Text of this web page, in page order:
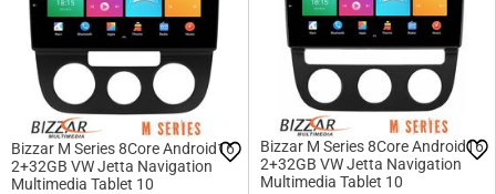
Bizzar M Series 8Core Android16
2+32GB VW Jetta Navigation
Multimedia Tablet 10
Bizzar M Series 8Core Android16
2+32GB VW Jetta Navigation
Multimedia Tablet 10